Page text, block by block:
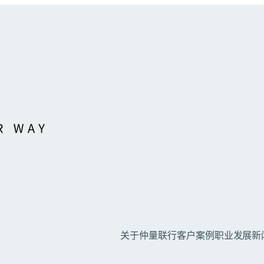
关于仲量联行客户案例职业发展新